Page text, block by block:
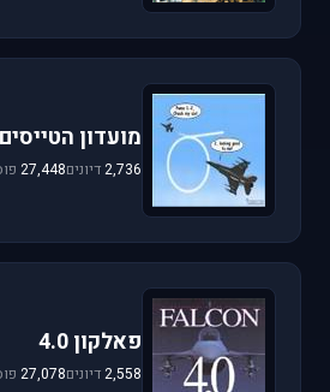
מועדון הטייסים
2,736דיונים27,448
פאלקון 4.0
2,558דיונים27,078